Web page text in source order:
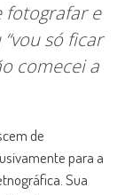
fotografar e
só ficar
comecei a
de
para a
Sua